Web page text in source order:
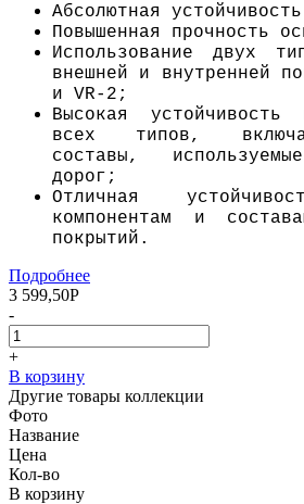
Абсолютная
Повышенная прочность
Использование двух
внешней и внутренней
и VR-2;
Высокая устойчивость
всех типов,
составы,
дорог;
Отличная
компонентам и
покрытий.
Подробнее
3 599,50Р
-
+
В корзину
Другие товары коллекции
Фото
Название
Цена
Кол-во
В корзину